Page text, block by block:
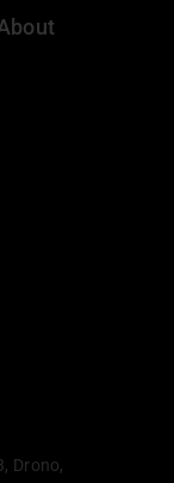
t
a
Drono,